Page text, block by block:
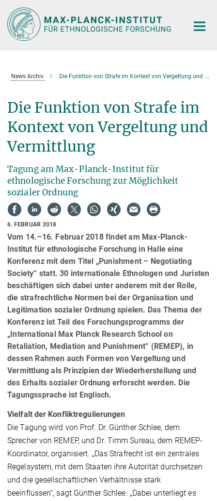
Hauptinhalt
News Archiv Die Funktion von Strafe im Kontext von Vergeltung und Vermittlung
Die Funktion von Strafe im
Kontext von Vergeltung und
Vermittlung
Tagung am Max-Planck-Institut für
ethnologische Forschung zur Möglichkeit
sozialer Ordnung
6. FEBRUAR 2018
Vom 14.–16. Februar 2018 findet am Max-Planck-
Institut für ethnologische Forschung in Halle eine
Konferenz mit dem Titel „Punishment – Negotiating
Society“ statt. 30 internationale Ethnologen und Juristen
beschäftigen sich dabei unter anderem mit der Rolle,
die strafrechtliche Normen bei der Organisation und
Legitimation sozialer Ordnung spielen. Das Thema der
Konferenz ist Teil des Forschungsprogramms der
„International Max Planck Research School on
Retaliation, Mediation and Punishment“ (REMEP), in
dessen Rahmen auch Formen von Vergeltung und
Vermittlung als Prinzipien der Wiederherstellung und
des Erhalts sozialer Ordnung erforscht werden. Die
Tagungssprache ist Englisch.
Vielfalt der Konfliktregulierungen
Die Tagung wird von Prof. Dr. Günther Schlee, dem
Sprecher von REMEP, und Dr. Timm Sureau, dem REMEP-
Koordinator, organisiert. „Das Strafrecht ist ein zentrales
Regelsystem, mit dem Staaten ihre Autorität durchsetzen
und die gesellschaftlichen Verhältnisse stark
beeinflussen“, sagt Günther Schlee. „Dabei unterliegt es